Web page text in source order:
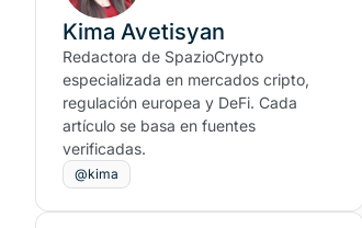
Kima Avetisyan
Redactora de SpazioCrypto
especializada en mercados cripto,
regulación europea y DeFi. Cada
artículo se basa en fuentes
verificadas.
@kima